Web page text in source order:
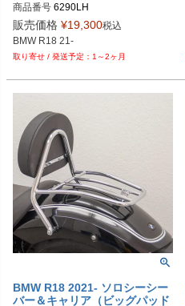
商品番号 6290LH
6290 LH
販売価格 ¥19,300税込
BMW R18 21-
1～2ヶ月
BMW R18 2021- ソロシーシー
バー＆キャリア（ビッグパッド